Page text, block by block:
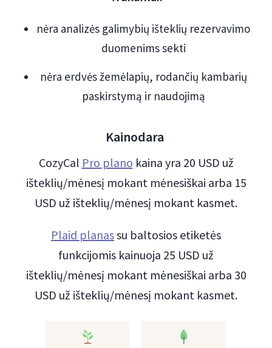
nėra analizės galimybių išteklių rezervavimo
duomenims sekti
nėra erdvės žemėlapių, rodančių kambarių
paskirstymą ir naudojimą
Kainodara
CozyCal Pro plano kaina yra 20 USD už
išteklių/mėnesį mokant mėnesiškai arba 15
USD už išteklių/mėnesį mokant kasmet.
Plaid planassu baltosios etiketės
funkcijomis kainuoja 25 USD už
išteklių/mėnesį mokant mėnesiškai arba 30
USD už išteklių/mėnesį mokant kasmet.